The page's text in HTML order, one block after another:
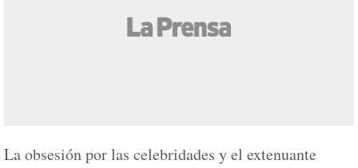
La obsesión por las celebridades y el extenuante